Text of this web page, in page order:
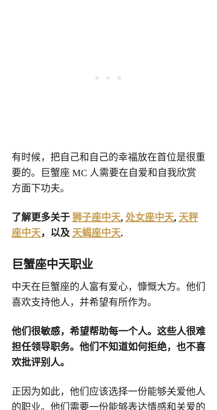
有时候，把自己和自己的幸福放在首位是很重
要的。巨蟹座 MC 人需要在自爱和自我欣赏
方面下功夫。
了解更多关于 狮子座中天, 处女座中天, 天秤
座中天，以及 天蝎座中天.
巨蟹座中天职业
中天在巨蟹座的人富有爱心，慷慨大方。他们
喜欢支持他人，并希望有所作为。
他们很敏感，希望帮助每一个人。这些人很难
担任领导职务。他们不知道如何拒绝，也不喜
欢批评别人。
正因为如此，他们应该选择一份能够关爱他人
的职业。他们需要一份能够表达情感和关爱的